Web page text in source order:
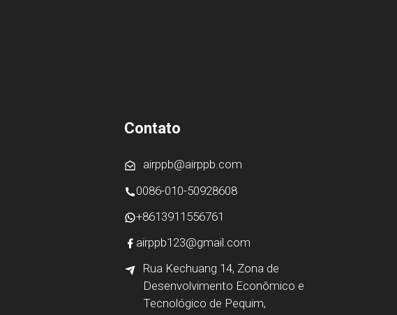
Contato
airppb@airppb.com
0086-010-50928608
+8613911556761
airppb123@gmail.com
Rua Kechuang 14, Zona de
Desenvolvimento Econômico e
Tecnológico de Pequim,